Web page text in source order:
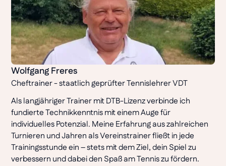
Wolfgang Freres
Cheftrainer - staatlich geprüfter Tennislehrer VDT
Als langjähriger Trainer mit DTB-Lizenz verbinde ich
fundierte Technikkenntnis mit einem Auge für
individuelles Potenzial. Meine Erfahrung aus zahlreichen
Turnieren und Jahren als Vereinstrainer fließt in jede
Trainingsstunde ein – stets mit dem Ziel, dein Spiel zu
verbessern und dabei den Spaß am Tennis zu fördern.